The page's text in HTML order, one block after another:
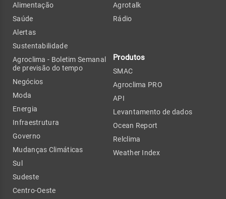
Alimentação
Saúde
Alertas
Sustentabilidade
Agroclima - Boletim Semanal
de previsão do tempo
Negócios
Moda
Energia
Infraestrutura
Governo
Mudanças Climáticas
Sul
Sudeste
Centro-Oeste
Agrotalk
Rádio
Produtos
SMAC
Agroclima PRO
API
Levantamento de dados
Ocean Report
Relclima
Weather Index